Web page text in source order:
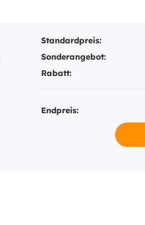
Standardpreis:
Sonderangebot:
Rabatt:
Endpreis: